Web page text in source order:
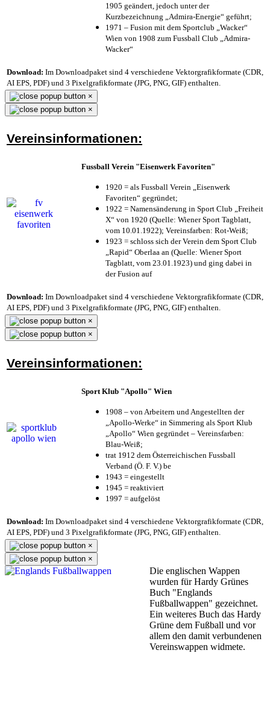
1905 geändert, jedoch unter der
Kurzbezeichnung „Admira-Energie“ geführt;
1971 – Fusion mit dem Sportclub „Wacker“
Wien von 1908 zum Fussball Club „Admira-
Wacker“
Download: Im Downloadpaket sind 4 verschiedene Vektorgrafikformate (CDR,
AI EPS, PDF) und 3 Pixelgrafikformate (JPG, PNG, GIF) enthalten.
×
×
Vereinsinformationen:
Fussball Verein "Eisenwerk Favoriten"
1920 = als Fussball Verein „Eisenwerk
Favoriten“ gegründet;
1922 = Namensänderung in Sport Club „Freiheit
X“ von 1920 (Quelle: Wiener Sport Tagblatt,
vom 10.01.1922); Vereinsfarben: Rot-Weiß;
1923 = schloss sich der Verein dem Sport Club
„Rapid“ Oberlaa an (Quelle: Wiener Sport
Tagblatt, vom 23.01.1923) und ging dabei in
der Fusion auf
Download: Im Downloadpaket sind 4 verschiedene Vektorgrafikformate (CDR,
AI EPS, PDF) und 3 Pixelgrafikformate (JPG, PNG, GIF) enthalten.
×
×
Vereinsinformationen:
Sport Klub "Apollo" Wien
1908 – von Arbeitern und Angestellten der
„Apollo-Werke“ in Simmering als Sport Klub
„Apollo“ Wien gegründet – Vereinsfarben:
Blau-Weiß;
trat 1912 dem Österreichischen Fussball
Verband (Ö. F. V.) be
1943 = eingestellt
1945 = reaktiviert
1997 = aufgelöst
Download: Im Downloadpaket sind 4 verschiedene Vektorgrafikformate (CDR,
AI EPS, PDF) und 3 Pixelgrafikformate (JPG, PNG, GIF) enthalten.
×
×
Die englischen Wappen
wurden für Hardy Grünes
Buch "Englands
Fußballwappen" gezeichnet.
Ein weiteres Buch das Hardy
Grüne dem Fußball und vor
allem den damit verbundenen
Vereinswappen widmete.